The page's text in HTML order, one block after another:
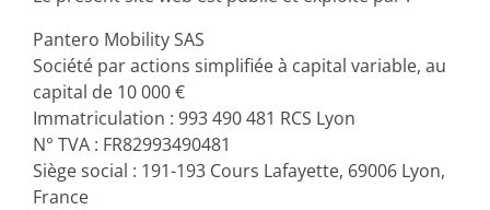
Pantero Mobility SAS
Société par actions simplifiée à capital variable, au
capital de 10 000 €
Immatriculation : 993 490 481 RCS Lyon
N° TVA : FR82993490481
Siège social : 191-193 Cours Lafayette, 69006 Lyon,
France